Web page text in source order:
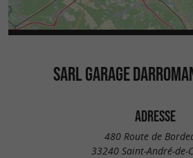
SARL GARAGE
ADRESSE
480 Route de
33240 Saint-André-de-